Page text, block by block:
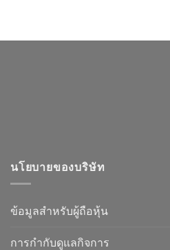
นโยบายของบริษัท
ข้อมูลสำหรับผู้ถือหุ้น
การกำกับดูแลกิจการ